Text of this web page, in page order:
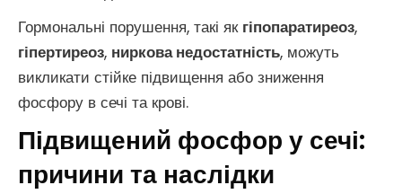
Гормональні порушення, такі як гіпопаратиреоз,
гіпертиреоз, ниркова недостатність, можуть
викликати стійке підвищення або зниження
фосфору в сечі та крові.
Підвищений фосфор у сечі:
причини та наслідки